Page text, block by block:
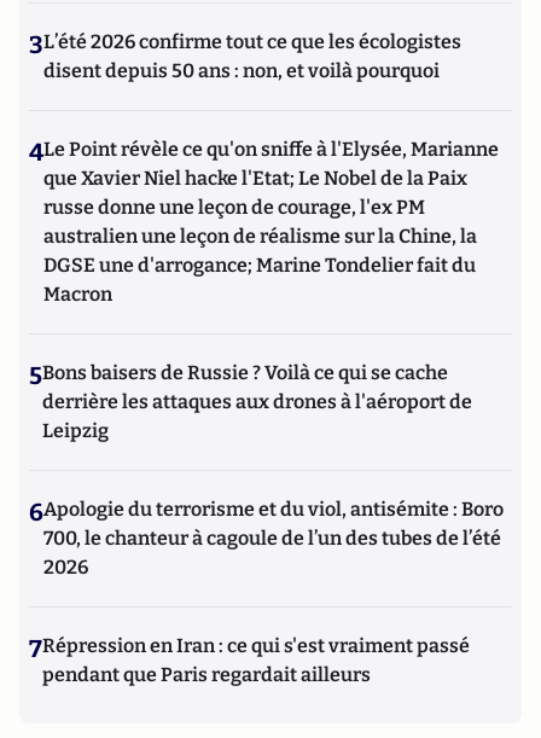
3L’été 2026 confirme tout ce que les écologistes
disent depuis 50 ans : non, et voilà pourquoi
4Le Point révèle ce qu'on sniffe à l'Elysée, Marianne
que Xavier Niel hacke l'Etat; Le Nobel de la Paix
russe donne une leçon de courage, l'ex PM
australien une leçon de réalisme sur la Chine, la
DGSE une d'arrogance; Marine Tondelier fait du
Macron
5Bons baisers de Russie ? Voilà ce qui se cache
derrière les attaques aux drones à l'aéroport de
Leipzig
6Apologie du terrorisme et du viol, antisémite : Boro
700, le chanteur à cagoule de l’un des tubes de l’été
2026
7Répression en Iran : ce qui s'est vraiment passé
pendant que Paris regardait ailleurs